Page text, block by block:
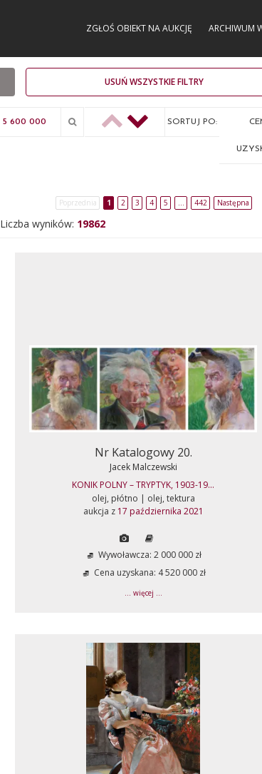
ZGŁOŚ OBIEKT NA AUKCJĘ ARCHIWUM
USUŃ WSZYSTKIE FILTRY
SORTUJ PO:
Poprzednia 1 2 3 4 5 … 442 Następna
Liczba wyników: 19862
Nr Katalogowy 20.
Jacek Malczewski
KONIK POLNY – TRYPTYK, 1903-19...
olej, płótno | olej, tektura
aukcja z 17 października 2021
Wywoławcza: 2 000 000 zł
Cena uzyskana: 4 520 000 zł
... więcej ...